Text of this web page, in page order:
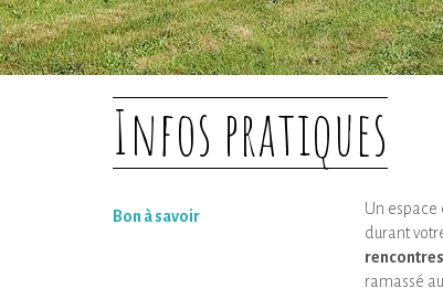
Infos pratiques
Bon à savoir
Un espace
durant
rencontres
ramassé